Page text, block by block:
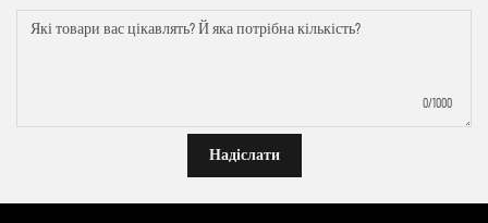
0/1000
Надіслати